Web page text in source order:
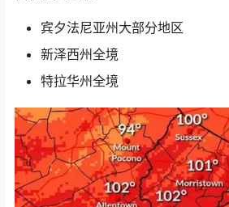
宾夕法尼亚州大部分地区
新泽西州全境
特拉华州全境